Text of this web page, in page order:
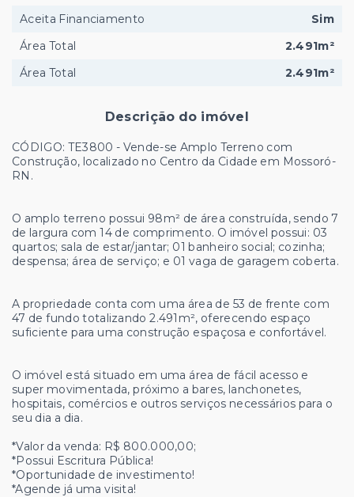
Descrição do imóvel
CÓDIGO: TE3800 - Vende-se Amplo Terreno com
Construção, localizado no Centro da Cidade em Mossoró-
RN.
O amplo terreno possui 98m² de área construída, sendo 7
de largura com 14 de comprimento. O imóvel possui: 03
quartos; sala de estar/jantar; 01 banheiro social; cozinha;
despensa; área de serviço; e 01 vaga de garagem coberta.
A propriedade conta com uma área de 53 de frente com
47 de fundo totalizando 2.491m², oferecendo espaço
suficiente para uma construção espaçosa e confortável.
O imóvel está situado em uma área de fácil acesso e
super movimentada, próximo a bares, lanchonetes,
hospitais, comércios e outros serviços necessários para o
seu dia a dia.
*Valor da venda: R$ 800.000,00;
*Possui Escritura Pública!
*Oportunidade de investimento!
*Agende já uma visita!
Aceita Financiamento
Sim
Área Total
2.491m²
Área Total
2.491m²